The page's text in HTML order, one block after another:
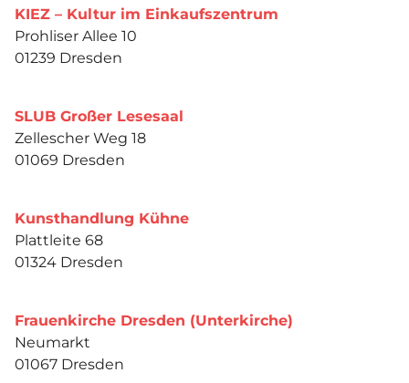
KIEZ – Kultur im Einkaufszentrum
Prohliser Allee 10
01239 Dresden
SLUB Großer Lesesaal
Zellescher Weg 18
01069 Dresden
Kunsthandlung Kühne
Plattleite 68
01324 Dresden
Frauenkirche Dresden (Unterkirche)
Neumarkt
01067 Dresden